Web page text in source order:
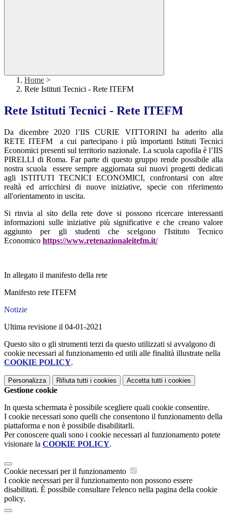
Home >
Rete Istituti Tecnici - Rete ITEFM
Rete Istituti Tecnici - Rete ITEFM
Da dicembre 2020 l’IIS CURIE VITTORINI ha aderito alla
RETE ITEFM a cui partecipano i più importanti Istituti Tecnici
Economici presenti sul territorio nazionale. La scuola capofila è l’IIS
PIRELLI di Roma. Far parte di questo gruppo rende possibile alla
nostra scuola essere sempre aggiornata sui nuovi progetti dedicati
agli ISTITUTI TECNICI ECONOMICI, confrontarsi con altre
realtà ed arricchirsi di nuove iniziative, specie con riferimento
all'orientamento in uscita.
Si rinvia al sito della rete dove si possono ricercare interessanti
informazioni sulle iniziative più significative e che creano valore
aggiunto per gli studenti che scelgono l'Istituto Tecnico
Economico https://www.retenazionaleitefm.it/
In allegato il manifesto della rete
Manifesto rete ITEFM
Notizie
Ultima revisione il 04-01-2021
Questo sito o gli strumenti terzi da questo utilizzati si avvalgono di
cookie necessari al funzionamento ed utili alle finalità illustrate nella
COOKIE POLICY.
Personalizza Rifiuta tutti i cookies Accetta tutti i cookies
Gestione cookie
In questa schermata è possibile scegliere quali cookie consentire.
I cookie necessari sono quelli che consentono il funzionamento della
piattaforma e non è possibile disabilitarli.
Per conoscere quali sono i cookie necessari al funzionamento potete
visionare la COOKIE POLICY.
Cookie necessari per il funzionamento
I cookie necessari per il funzionamento non possono essere
disabilitati. È possibile consultare l'elenco nella pagina della cookie
policy.